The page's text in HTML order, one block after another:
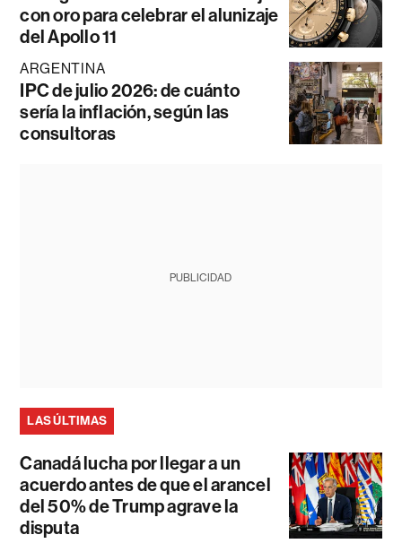
con oro para celebrar el alunizaje
del Apollo 11
ARGENTINA
IPC de julio 2026: de cuánto
sería la inflación, según las
consultoras
PUBLICIDAD
LAS ÚLTIMAS
Canadá lucha por llegar a un
acuerdo antes de que el arancel
del 50% de Trump agrave la
disputa